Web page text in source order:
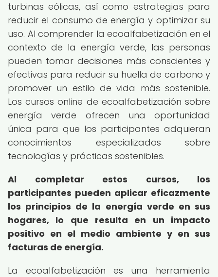
turbinas eólicas, así como estrategias para
reducir el consumo de energía y optimizar su
uso. Al comprender la ecoalfabetización en el
contexto de la energía verde, las personas
pueden tomar decisiones más conscientes y
efectivas para reducir su huella de carbono y
promover un estilo de vida más sostenible.
Los cursos online de ecoalfabetización sobre
energía verde ofrecen una oportunidad
única para que los participantes adquieran
conocimientos especializados sobre
tecnologías y prácticas sostenibles.
Al completar estos cursos, los
participantes pueden aplicar eficazmente
los principios de la energía verde en sus
hogares, lo que resulta en un impacto
positivo en el medio ambiente y en sus
facturas de energía.
La ecoalfabetización es una herramienta